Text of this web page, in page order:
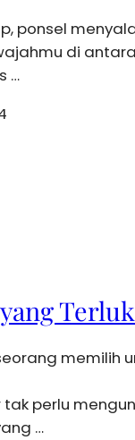
ponsel
di
…
memilih
perlu
…